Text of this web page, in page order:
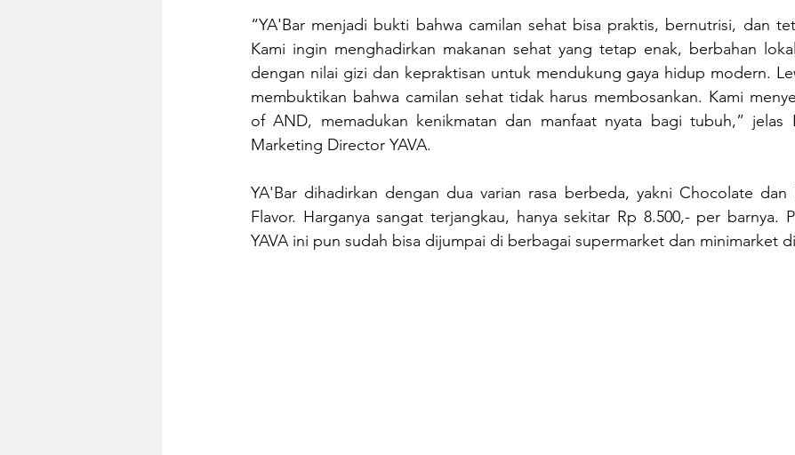
“YA'Bar menjadi bukti bahwa camilan sehat bisa praktis, bernutrisi, dan
Kami ingin menghadirkan makanan sehat yang tetap enak, berbahan
dengan nilai gizi dan kepraktisan untuk mendukung gaya hidup modern.
membuktikan bahwa camilan sehat tidak harus membosankan. Kami
of AND, memadukan kenikmatan dan manfaat nyata bagi tubuh,” jelas
Marketing Director YAVA.
YA'Bar dihadirkan dengan dua varian rasa berbeda, yakni Chocolate dan
Flavor. Harganya sangat terjangkau, hanya sekitar Rp 8.500,- per barnya.
YAVA ini pun sudah bisa dijumpai di berbagai supermarket dan minimarket di